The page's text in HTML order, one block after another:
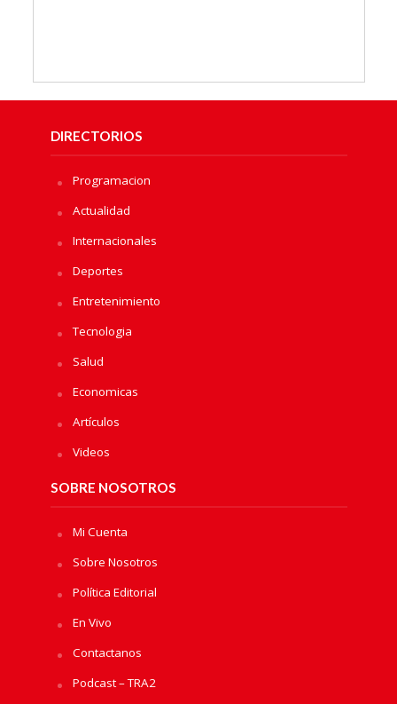
DIRECTORIOS
Programacion
Actualidad
Internacionales
Deportes
Entretenimiento
Tecnologia
Salud
Economicas
Artículos
Videos
SOBRE NOSOTROS
Mi Cuenta
Sobre Nosotros
Política Editorial
En Vivo
Contactanos
Podcast – TRA2